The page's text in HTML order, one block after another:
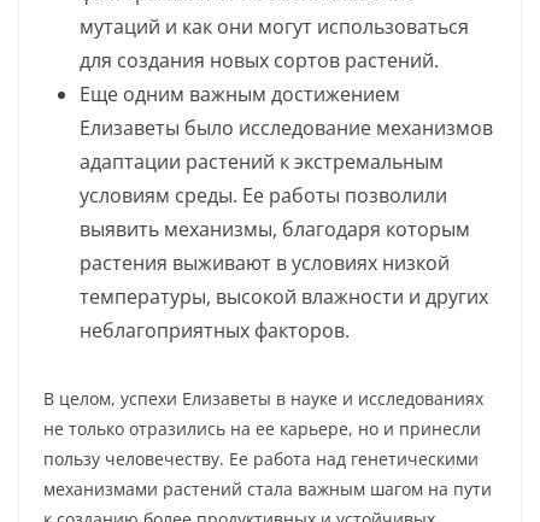
мутаций и как они могут использоваться
для создания новых сортов растений.
Еще одним важным достижением
Елизаветы было исследование механизмов
адаптации растений к экстремальным
условиям среды. Ее работы позволили
выявить механизмы, благодаря которым
растения выживают в условиях низкой
температуры, высокой влажности и других
неблагоприятных факторов.
В целом, успехи Елизаветы в науке и исследованиях
не только отразились на ее карьере, но и принесли
пользу человечеству. Ее работа над генетическими
механизмами растений стала важным шагом на пути